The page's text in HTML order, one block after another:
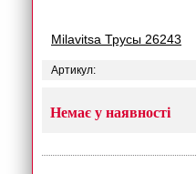
Milavitsa Трусы 26243
Артикул:
Немає у наявності